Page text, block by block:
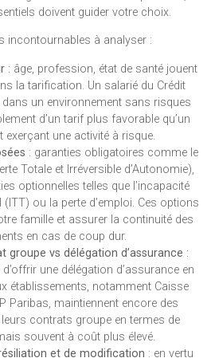
doivent guider votre choix.
incontournables à analyser :
: âge, profession, état de santé jouent
la tarification. Un salarié du Crédit
un environnement sans risques
d’un tarif plus favorable qu’un
exerçant une activité à risque.
: garanties obligatoires comme le
Totale et Irréversible d’Autonomie),
optionnelles telles que l’incapacité
ou la perte d’emploi. Ces options
famille et assurer la continuité des
en cas de coup dur.
groupe vs délégation d’assurance :
une délégation d’assurance en
établissements, notamment Caisse
Paribas, maintiennent encore des
contrats groupe en termes de
souvent à coût plus élevé.
et de modification : en vertu